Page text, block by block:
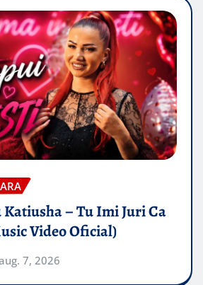
– Tu Imi Juri Ca
Video Oficial)
7, 2026